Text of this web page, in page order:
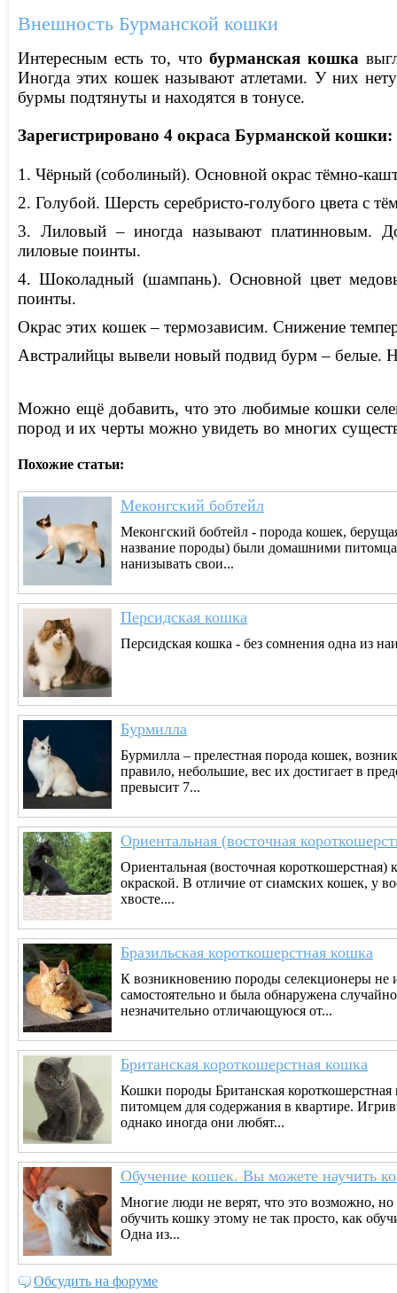
Внешность Бурманской кошки
Интересным есть то, чтобурманская кошка
Иногда этих кошек называют атлетами. У них
бурмы подтянуты и находятся в тонусе.
Зарегистрировано 4 окраса Бурманской кошки:
1. Чёрный (соболиный). Основной окрас тёмно-
2. Голубой. Шерсть серебристо-голубого цвета с
3. Лиловый – иногда называют платинновым.
лиловые поинты.
4. Шоколадный (шампань). Основной цвет
поинты.
Окрас этих кошек – термозависим. Снижение
Австралийцы вывели новый подвид бурм – белые.
Можно ещё добавить, что это любимые кошки
пород и их черты можно увидеть во многих
Похожие статьи:
Меконгский бобтейл
Меконгский бобтейл - порода кошек,
название породы) были домашними
нанизывать свои...
Персидская кошка
Персидская кошка - без сомнения одна из
Бурмилла
Бурмилла – прелестная порода кошек,
правило, небольшие, вес их достигает в
превысит 7...
Ориентальная (восточная
Ориентальная (восточная
окраской. В отличие от сиамских кошек, у
хвосте....
Бразильская короткошерстная кошка
К возникновению породы селекционеры не
самостоятельно и была обнаружена
незначительно отличающуюся от...
Британская короткошерстная кошка
Кошки породы Британская
питомцем для содержания в квартире.
однако иногда они любят...
Обучение кошек. Вы можете научить
Многие люди не верят, что это возможно,
обучить кошку этому не так просто, как
Одна из...
Обсудить на форуме